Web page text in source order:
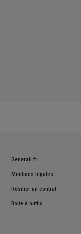
Generali.fr
Mentions légales
Résilier un contrat
Boite à outils